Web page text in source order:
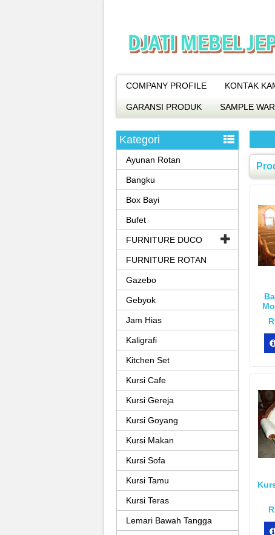
COMPANY PROFILE KONTAK
GARANSI PRODUK SAMPLE
Kategori
Ayunan Rotan
Bangku
Box Bayi
Bufet
FURNITURE DUCO
FURNITURE ROTAN
Gazebo
Gebyok
Jam Hias
Kaligrafi
Kitchen Set
Kursi Cafe
Kursi Gereja
Kursi Goyang
Kursi Makan
Kursi Sofa
Kursi Tamu
Kursi Teras
Lemari Bawah Tangga